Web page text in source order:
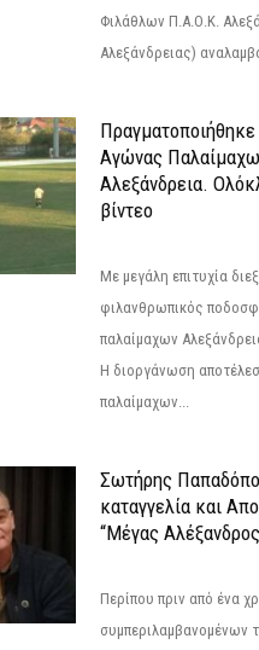
Φιλάθλων Π.Α.Ο.Κ.
Αλεξάνδρειας)
Αγώνας
Αλεξάνδρεια.
βίντεο
Με μεγάλη επιτυχία
φιλανθρωπικός
παλαίμαχων
Η διοργάνωση
παλαίμαχων...
Σωτήρης
καταγγελία και
“Μέγας
Περίπου πριν από ένα
συμπεριλαμβανομένων